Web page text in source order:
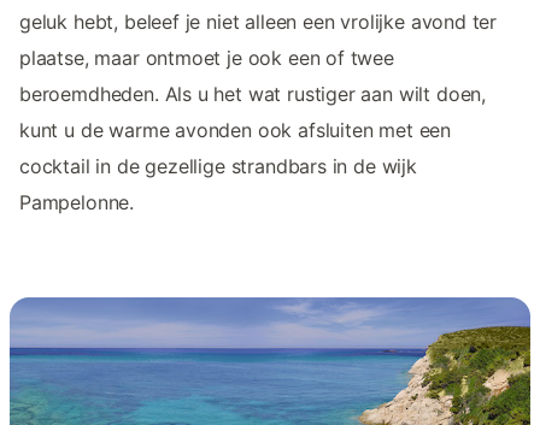
geluk hebt, beleef je niet alleen een vrolijke avond ter
plaatse, maar ontmoet je ook een of twee
beroemdheden. Als u het wat rustiger aan wilt doen,
kunt u de warme avonden ook afsluiten met een
cocktail in de gezellige strandbars in de wijk
Pampelonne.